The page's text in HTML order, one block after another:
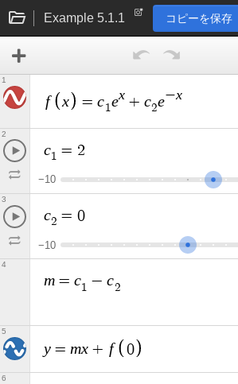
Example 5.1.1 コピーを保存
f x = c1ex + c2e−x
1
c1 = 2
−10
2
c2 = 0
−10
3
m = c1 − c2
4
y = mx + f 0
5
6